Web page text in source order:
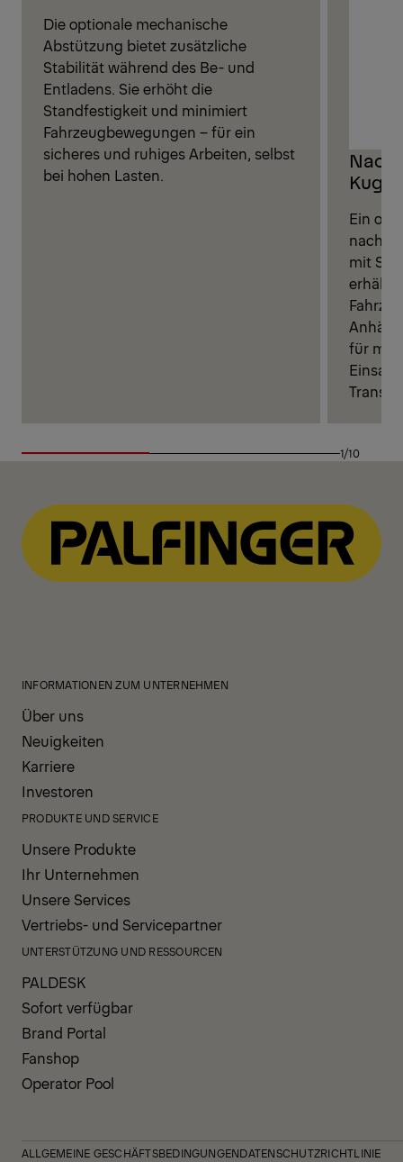
Die optionale mechanische
Abstützung bietet zusätzliche
Stabilität während des Be- und
Entladens. Sie erhöht die
Standfestigkeit und minimiert
Fahrzeugbewegungen – für ein
sicheres und ruhiges Arbeiten, selbst
bei hohen Lasten.
Ein
mit
für
1/10
INFORMATIONEN ZUM UNTERNEHMEN
Über uns
Neuigkeiten
Karriere
Investoren
PRODUKTE UND SERVICE
Unsere Produkte
Ihr Unternehmen
Unsere Services
Vertriebs- und Servicepartner
UNTERSTÜTZUNG UND RESSOURCEN
PALDESK
Sofort verfügbar
Brand Portal
Fanshop
Operator Pool
ALLGEMEINE GESCHÄFTSBEDINGUNGENDATENSCHUTZRICHTLINIE